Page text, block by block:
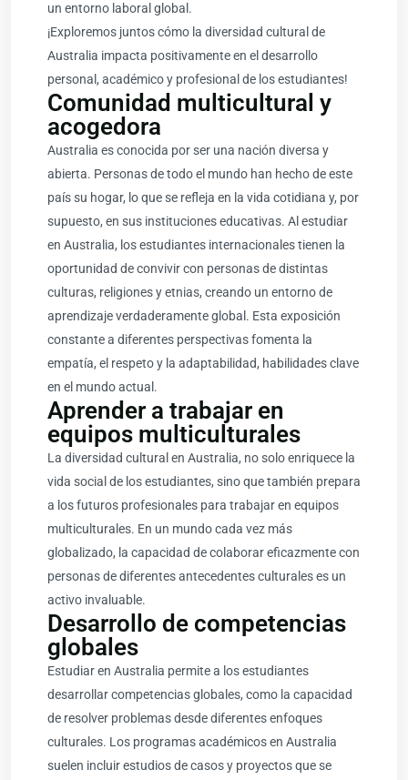
un entorno laboral global.
¡Exploremos juntos cómo la diversidad cultural de
Australia impacta positivamente en el desarrollo
personal, académico y profesional de los estudiantes!
Comunidad multicultural y
acogedora
Australia es conocida por ser una nación diversa y
abierta. Personas de todo el mundo han hecho de este
país su hogar, lo que se refleja en la vida cotidiana y, por
supuesto, en sus instituciones educativas. Al estudiar
en Australia, los estudiantes internacionales tienen la
oportunidad de convivir con personas de distintas
culturas, religiones y etnias, creando un entorno de
aprendizaje verdaderamente global. Esta exposición
constante a diferentes perspectivas fomenta la
empatía, el respeto y la adaptabilidad, habilidades clave
en el mundo actual.
Aprender a trabajar en
equipos multiculturales
La diversidad cultural en Australia, no solo enriquece la
vida social de los estudiantes, sino que también prepara
a los futuros profesionales para trabajar en equipos
multiculturales. En un mundo cada vez más
globalizado, la capacidad de colaborar eficazmente con
personas de diferentes antecedentes culturales es un
activo invaluable.
Desarrollo de competencias
globales
Estudiar en Australia permite a los estudiantes
desarrollar competencias globales, como la capacidad
de resolver problemas desde diferentes enfoques
culturales. Los programas académicos en Australia
suelen incluir estudios de casos y proyectos que se